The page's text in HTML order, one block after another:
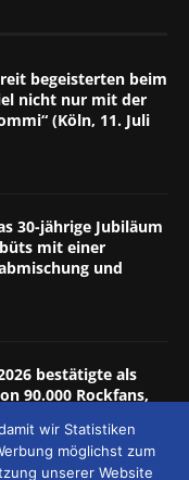
begeisterten beim
nicht nur mit der
(Köln, 11. Juli
30-jährige Jubiläum
mit einer
und
bestätigte als
90.000 Rockfans,
wir Statistiken
möglichst zum
unserer Website